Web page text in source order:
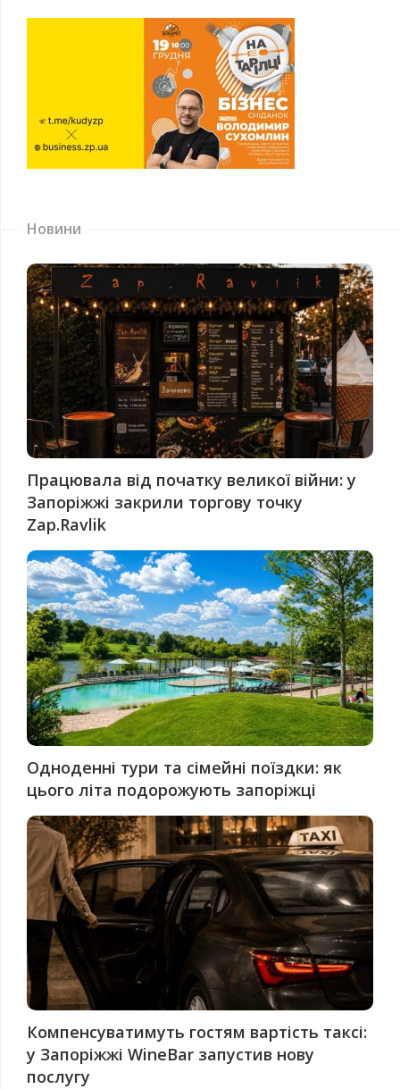
Новини
Працювала від початку великої війни: у
Запоріжжі закрили торгову точку
Zap.Ravlik
Одноденні тури та сімейні поїздки: як
цього літа подорожують запоріжці
Компенсуватимуть гостям вартість таксі:
у Запоріжжі WineBar запустив нову
послугу